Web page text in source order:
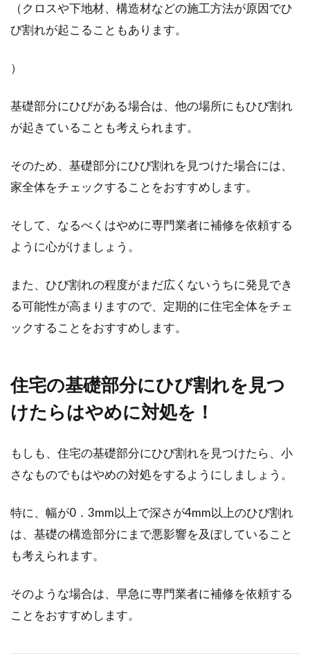
（クロスや下地材、構造材などの施工方法が原因でひ
び割れが起こることもあります。
）
基礎部分にひびがある場合は、他の場所にもひび割れ
が起きていることも考えられます。
そのため、基礎部分にひび割れを見つけた場合には、
家全体をチェックすることをおすすめします。
そして、なるべくはやめに専門業者に補修を依頼する
ように心がけましょう。
また、ひび割れの程度がまだ広くないうちに発見でき
る可能性が高まりますので、定期的に住宅全体をチェ
ックすることをおすすめします。
住宅の基礎部分にひび割れを見つ
けたらはやめに対処を！
もしも、住宅の基礎部分にひび割れを見つけたら、小
さなものでもはやめの対処をするようにしましょう。
特に、幅が0．3mm以上で深さが4mm以上のひび割れ
は、基礎の構造部分にまで悪影響を及ぼしていること
も考えられます。
そのような場合は、早急に専門業者に補修を依頼する
ことをおすすめします。